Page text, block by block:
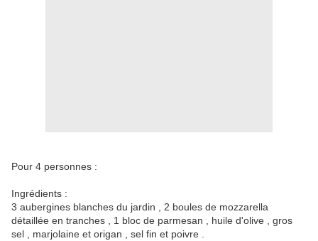
Pour 4 personnes :
Ingrédients :
3 aubergines blanches du jardin , 2 boules de mozzarella
détaillée en tranches , 1 bloc de parmesan , huile d'olive , gros
sel , marjolaine et origan , sel fin et poivre .